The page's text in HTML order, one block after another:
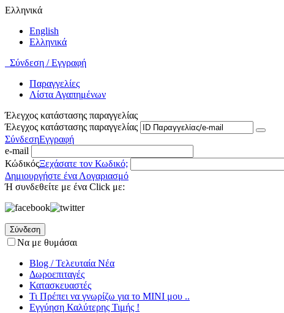
Ελληνικά
English
Ελληνικά
Σύνδεση / Εγγραφή
Παραγγελίες
Λίστα Αγαπημένων
Έλεγχος κατάστασης παραγγελίας
Έλεγχος κατάστασης παραγγελίας
ΣύνδεσηΕγγραφή
e-mail
ΚώδικόςΞεχάσατε τον Κωδικό;
Δημιουργήστε ένα Λογαριασμό
Ή συνδεθείτε με ένα Click με:
Σύνδεση
Να με θυμάσαι
Blog / Τελευταία Νέα
Δωροεπιταγές
Κατασκευαστές
Τι Πρέπει να γνωρίζω για το MΙΝΙ μου ..
Εγγύηση Καλύτερης Τιμής !